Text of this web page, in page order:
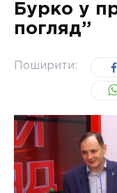
Бурко у
погляд”
Поширити: